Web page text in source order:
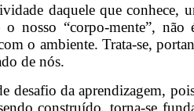
daquele que
o nosso “corpo-mente”,
o ambiente. Trata-se,
de nós.
desafio da aprendizagem,
construído, torna-se